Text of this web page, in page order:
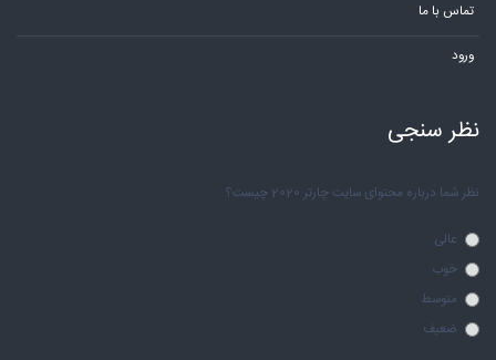
تماس با ما
ورود
نظر سنجی
نظر شما درباره محتوای سایت چارتر 2020 چیست؟
عالی
خوب
متوسط
ضعیف